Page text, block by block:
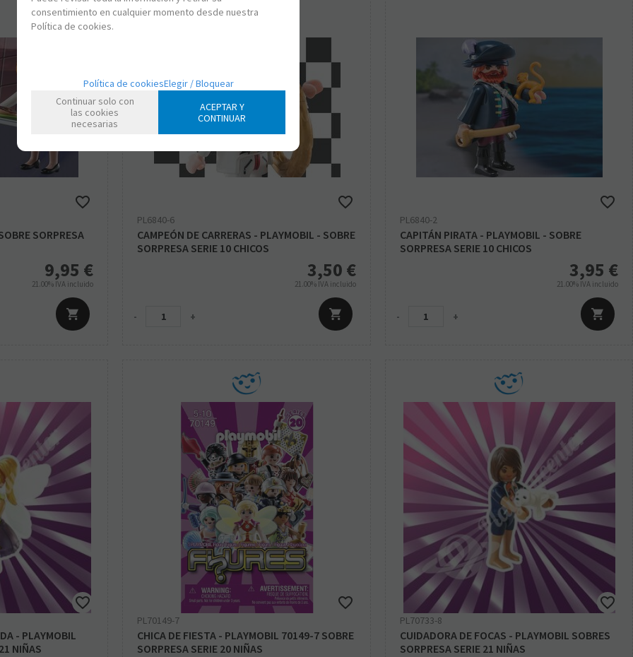
SORPRESA
9,95 €
21.00% IVA incluido
PL6840-6
CAMPEÓN DE CARRERAS - PLAYMOBIL - SOBRE
SORPRESA SERIE 10 CHICOS
3,50 €
21.00% IVA incluido
- +
PL6840-2
CAPITÁN PIRATA - PLAYMOBIL - SOBRE
SORPRESA SERIE 10 CHICOS
3,95 €
21.00% IVA incluido
- +
- PLAYMOBIL
NIÑAS
PL70149-7
CHICA DE FIESTA - PLAYMOBIL 70149-7 SOBRE
SORPRESA SERIE 20 NIÑAS
PL70733-8
CUIDADORA DE FOCAS - PLAYMOBIL SOBRES
SORPRESA SERIE 21 NIÑAS
consentimiento en cualquier momento desde nuestra
Política de cookies.
Política de cookiesElegir / Bloquear
Continuar solo con
las cookies
necesarias
ACEPTAR Y
CONTINUAR